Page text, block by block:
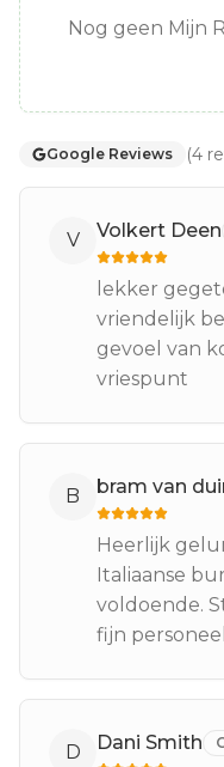
Nog geen Mijn
Google Reviews (4
V Volkert Deen
lekker
vriendelijk
gevoel van
vriespunt
B bram van
Heerlijk
Italiaanse
voldoende.
fijn
D Dani Smith